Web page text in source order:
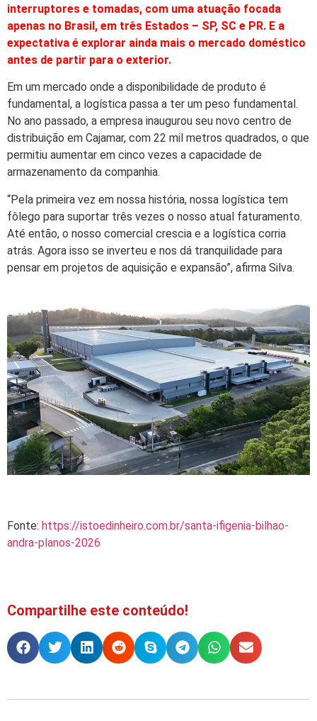
interruptores e tomadas, com uma atuação focada
apenas no Brasil, em três Estados – SP, SC e PR. E a
expectativa é explorar ainda mais o mercado doméstico
antes de partir para o exterior.
Em um mercado onde a disponibilidade de produto é
fundamental, a logística passa a ter um peso fundamental.
No ano passado, a empresa inaugurou seu novo centro de
distribuição em Cajamar, com 22 mil metros quadrados, o que
permitiu aumentar em cinco vezes a capacidade de
armazenamento da companhia.
“Pela primeira vez em nossa história, nossa logística tem
fôlego para suportar três vezes o nosso atual faturamento.
Até então, o nosso comercial crescia e a logística corria
atrás. Agora isso se inverteu e nos dá tranquilidade para
pensar em projetos de aquisição e expansão”, afirma Silva.
Fonte: https://istoedinheiro.com.br/santa-ifigenia-bilhao-
andra-planos-2026
Compartilhe este conteúdo!